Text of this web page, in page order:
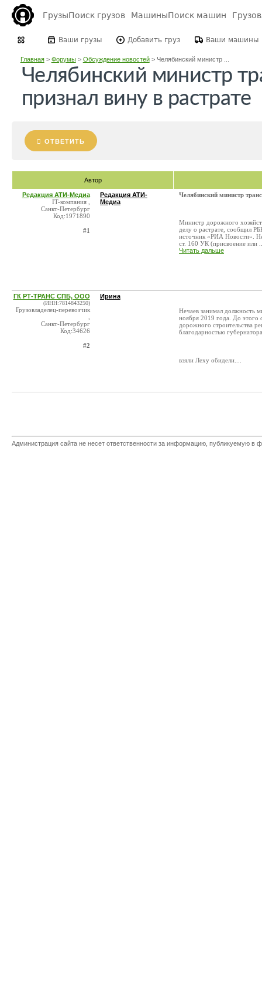
ГрузыПоиск грузов МашиныПоиск машин
Ваши грузы Добавить груз Ваши машины
Главная> Форумы> Обсуждение новостей> Челябинский министр ...
Челябинский министр
признал вину в растрате
ОТВЕТИТЬ
Автор
Редакция АТИ-Медиа
IT-компания ,
Санкт-Петербург
Код:1971890
#1
Редакция АТИ-
Медиа
Челябинский министр
Министр дорожного
делу о растрате, сообщил
источник «РИА Новости».
ст. 160 УК (присвоение или
Читать дальше
ГК РТ-ТРАНС СПБ, ООО
(ИНН:7814843250)
Грузовладелец-перевозчик
Санкт-Петербург
Код:34626
#2
Ирина
Нечаев занимал должность
ноября 2019 года. До этого
дорожного строительства
благодарностью
взяли Леху обидели....
Администрация сайта не несет ответственности за информацию, публикуемую